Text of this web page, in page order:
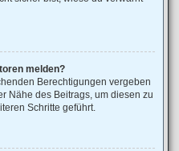
melden?
Berechtigungen vergeben
Nähe des Beitrags, um diesen zu
Schritte geführt.